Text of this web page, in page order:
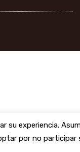
su experiencia.
por no participar